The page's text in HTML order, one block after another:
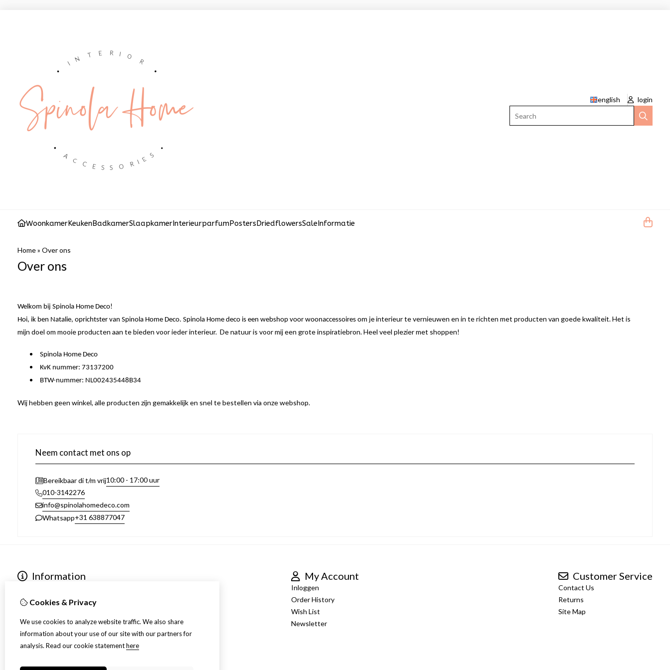
english
login
WoonkamerKeukenBadkamerSlaapkamerInterieurparfumPostersDriedflowersSaleInformatie
Home» Over ons
Over ons
Welkom bij Spinola Home Deco!
Hoi, ik ben Natalie, oprichtster van Spinola Home Deco. Spinola Home deco is een webshop voor woonaccessoires om je interieur te vernieuwen en in te richten met producten van goede kwaliteit. Het is
mijn doel om mooie producten aan te bieden voor ieder interieur. De natuur is voor mij een grote inspiratiebron. Heel veel plezier met shoppen!
Spinola Home Deco
KvK nummer: 73137200
BTW-nummer: NL002435448B34
Wij hebben geen winkel, alle producten zijn gemakkelijk en snel te bestellen via onze webshop.
Neem contact met ons op
Bereikbaar di t/m vrij10:00 - 17:00 uur
010-3142276
info@spinolahomedeco.com
Whatsapp+31 638877047
Information
Algemene voorwaarden
Disclaimer
Privacy Policy
Retourneren
My Account
Inloggen
Order History
Wish List
Newsletter
Customer Service
Contact Us
Returns
Site Map
Cookies & Privacy
We use cookies to analyze website traffic. We also share
information about your use of our site with our partners for
analysis. Read our cookie statementhere